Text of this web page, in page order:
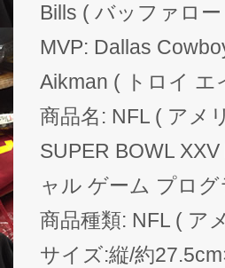
Bills ( バッファロ
MVP: Dallas
Aikman ( トロイ エ
商品名: NFL ( アメ
SUPER BOWL
ャル ゲーム プログ
商品種類: NFL ( ア
サイズ:縦/約